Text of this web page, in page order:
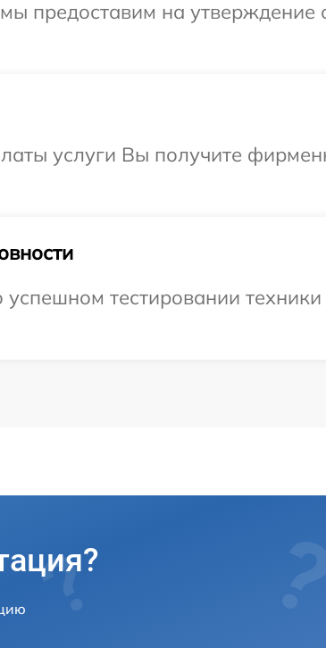
предоставим на утверждение
услуги Вы получите
тестировании